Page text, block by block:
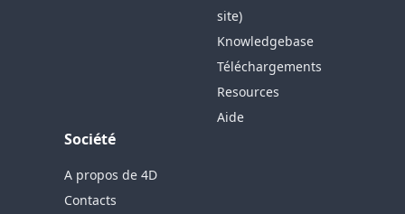
site)
Knowledgebase
Téléchargements
Resources
Aide
Société
A propos de 4D
Contacts